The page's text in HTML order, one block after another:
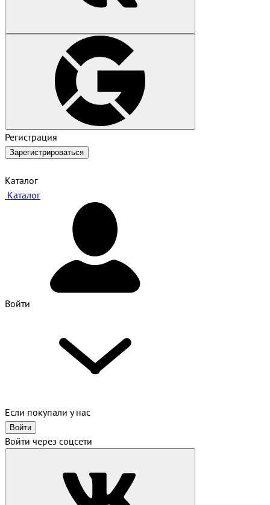
Регистрация
Зарегистрироваться
Каталог
Каталог
Войти
Если покупали у нас
Войти
Войти через соцсети